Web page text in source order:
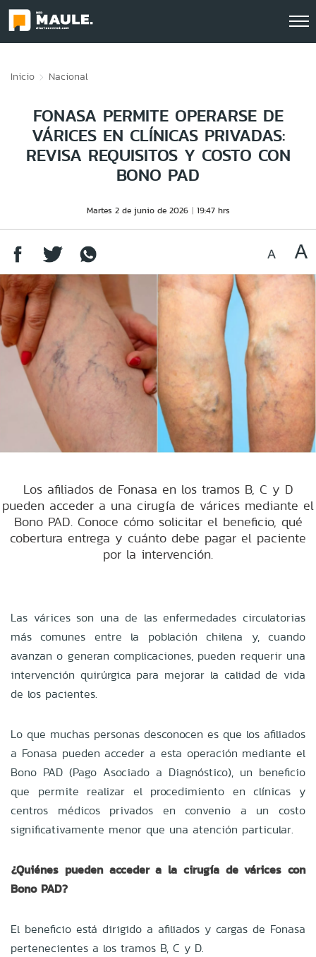
Inicio Nacional
FONASA PERMITE OPERARSE DE
VÁRICES EN CLÍNICAS PRIVADAS:
REVISA REQUISITOS Y COSTO CON
BONO PAD
Martes 2 de junio de 2026 19:47 hrs
Los afiliados de Fonasa en los tramos B, C y D
pueden acceder a una cirugía de várices mediante el
Bono PAD. Conoce cómo solicitar el beneficio, qué
cobertura entrega y cuánto debe pagar el paciente
por la intervención.
Las várices son una de las enfermedades circulatorias
más comunes entre la población chilena y, cuando
avanzan o generan complicaciones, pueden requerir una
intervención quirúrgica para mejorar la calidad de vida
de los pacientes.
Lo que muchas personas desconocen es que los afiliados
a Fonasa pueden acceder a esta operación mediante el
Bono PAD (Pago Asociado a Diagnóstico), un beneficio
que permite realizar el procedimiento en clínicas y
centros médicos privados en convenio a un costo
significativamente menor que una atención particular.
¿Quiénes pueden acceder a la cirugía de várices con
Bono PAD?
El beneficio está dirigido a afiliados y cargas de Fonasa
pertenecientes a los tramos B, C y D.